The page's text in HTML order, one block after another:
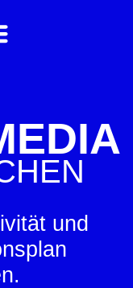
und